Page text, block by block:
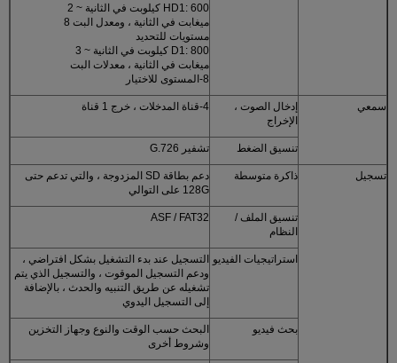
HD1: 600 كيلوبت في الثانية ~ 2
ميغابت في الثانية ، ومعدل البت 8
مستويات للتحديد
D1: 800 كيلوبت في الثانية ~ 3
ميغابت في الثانية ، معدلات البت
8-المستوى للاختيار
سمعي
إدخال الصوت ،
الإخراج
4-قناة المدخلات ، خرج 1 قناة
تنسيق الضغط تشفير G.726
تسجيل ذاكرة متوسطة
دعم بطاقة SD المزدوجة ، والتي تدعم حتى
128G على التوالي
تنسيق الملف /
النظام
ASF / FAT32
استراتيجيات الفيديو التسجيل عند بدء التشغيل بشكل افتراضي ،
ودعم التسجيل الموقوت ، والتسجيل الذي يتم
تشغيله عن طريق التنبيه والحدث ، بالإضافة
إلى التسجيل اليدوي
بحث فيديو
البحث حسب الوقت والنوع وجهاز التخزين
وشروط أخرى